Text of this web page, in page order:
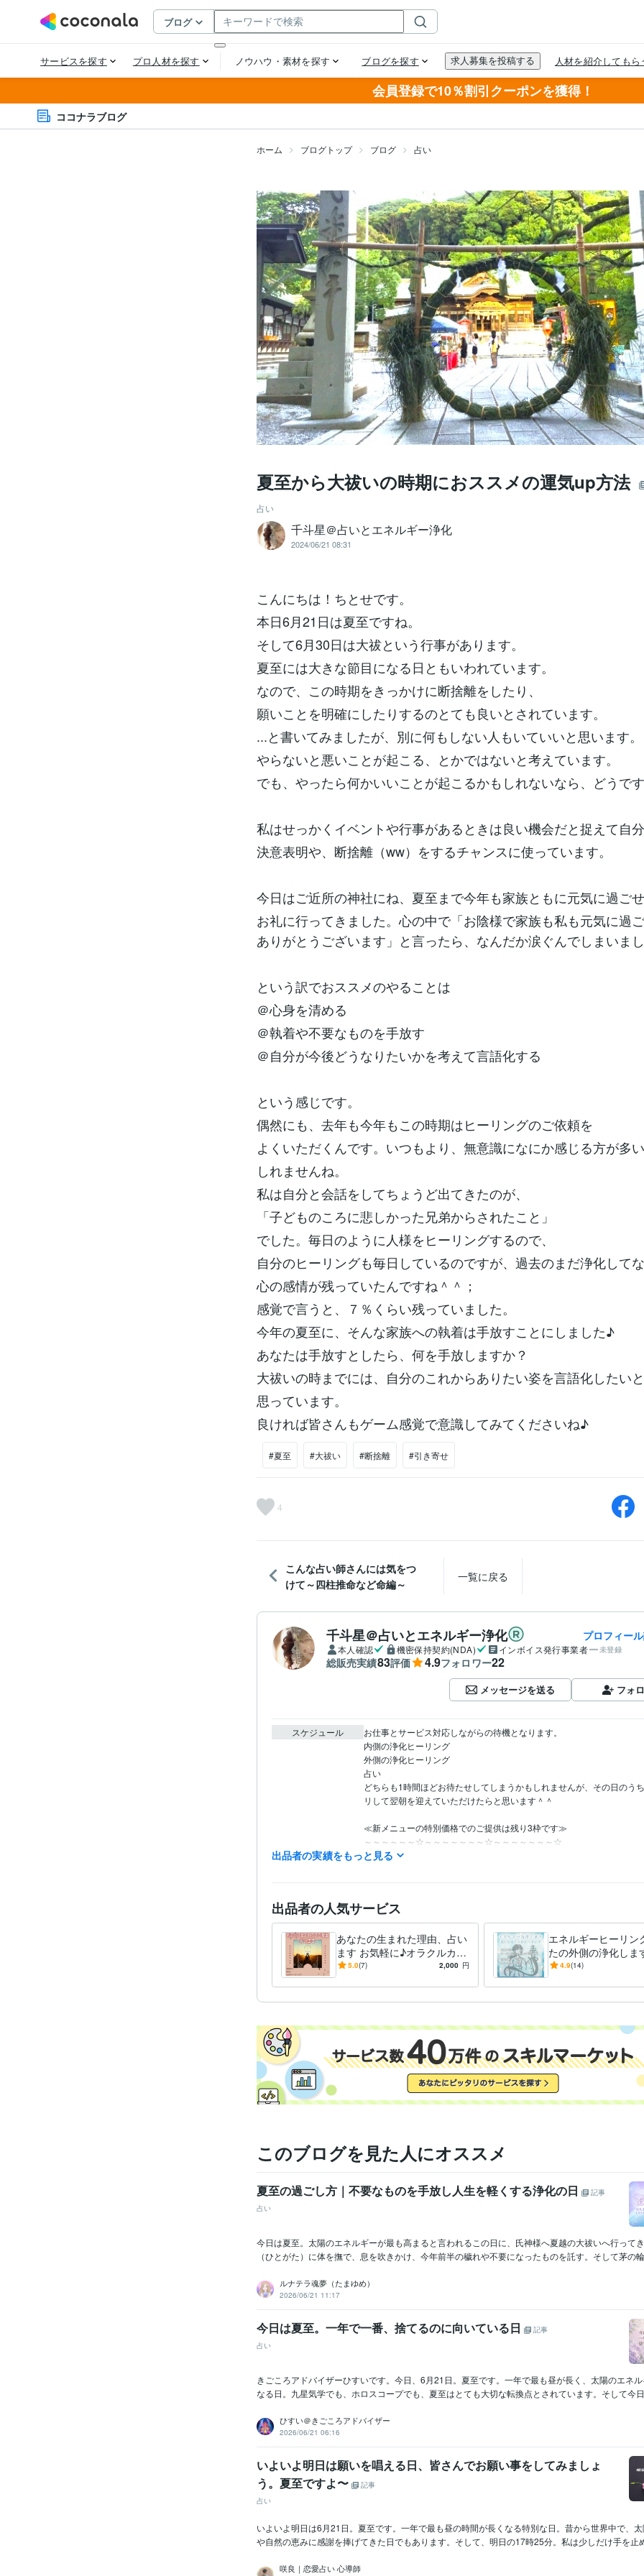
会員登録で10％割引クーポンを獲得！
ココナラブログ
ホーム ブログトップ ブログ 占い
夏至から大祓いの時期におススメの運気up方法
占い
千斗星＠占いとエネルギー浄化
2024/06/21 08:31
こんにちは！ちとせです。
本日6月21日は夏至ですね。
そして6月30日は大祓という行事があります。
夏至には大きな節目になる日ともいわれています。
なので、この時期をきっかけに断捨離をしたり、
願いことを明確にしたりするのとても良いとされています。
...と書いてみましたが、別に何もしない人もいていいと思います。
やらないと悪いことが起こる、とかではないと考えています。
でも、やったら何かいいことが起こるかもしれないなら、どうで
私はせっかくイベントや行事があるときは良い機会だと捉えて自
決意表明や、断捨離（ww）をするチャンスに使っています。
今日はご近所の神社にね、夏至まで今年も家族ともに元気に過ご
お礼に行ってきました。心の中で「お陰様で家族も私も元気に過
ありがとうございます」と言ったら、なんだか涙ぐんでしまいま
という訳でおススメのやることは
＠心身を清める
＠執着や不要なものを手放す
＠自分が今後どうなりたいかを考えて言語化する
という感じです。
偶然にも、去年も今年もこの時期はヒーリングのご依頼を
よくいただくんです。いつもより、無意識になにか感じる方が多
しれませんね。
私は自分と会話をしてちょうど出てきたのが、
「子どものころに悲しかった兄弟からされたこと」
でした。毎日のように人様をヒーリングするので、
自分のヒーリングも毎日しているのですが、過去のまだ浄化して
心の感情が残っていたんですね＾＾；
感覚で言うと、７％くらい残っていました。
今年の夏至に、そんな家族への執着は手放すことにしました♪
あなたは手放すとしたら、何を手放しますか？
大祓いの時までには、自分のこれからありたい姿を言語化したいと
思っています。
良ければ皆さんもゲーム感覚で意識してみてくださいね♪
#夏至 #大祓い #断捨離 #引き寄せ
4
こんな占い師さんには気をつ
けて～四柱推命など命編～
一覧に戻る
千斗星＠占いとエネルギー浄化 プロフィー
本人確認 機密保持契約(NDA) インボイス発行事業者 未登録
総販売実績83評価 4.9フォロワー22
メッセージを送る フォ
スケジュール
お仕事とサービス対応しながらの待機となります。
内側の浄化ヒーリング
外側の浄化ヒーリング
占い
どちらも1時間ほどお待たせしてしまうかもしれませんが、その日のう
リして翌朝を迎えていただけたらと思います＾＾
≪新メニューの特別価格でのご提供は残り3枠です≫
～～～～～～☆～～～～～～～☆～～～～～～～☆
★基本的に、10時～21時半頃 待機しております。ママ業もあり、早々
★電話のオープン時間は少ないのですがWebは対応してます。
メッセージにてお気軽にご相談ください。夜分の返信がないい場合は寝
の寝落ちの可能性が高いです。
★お問い合わせもメッセージで遠慮なくお尋ねください。"
得意分野 占い タロット、オラクルカード エネルギーの浄化、お祓い、活用
出品者の実績をもっと見る
出品者の人気サービス
あなたの生まれた理由、占い
ます お気軽に♪オラクルカー
ドを引いてリーディングしま
5.0(7) 2,000 円
エネルギーヒーリング
たの外側の浄化しま
して気持ちを軽くす
4.9(14)
このブログを見た人にオススメ
夏至の過ごし方｜不要なものを手放し人生を軽くする浄化の日
記事
占い
今日は夏至。太陽のエネルギーが最も高まると言われるこの日に、氏神様へ夏越の大祓いへ行って
（ひとがた）に体を撫で、息を吹きかけ、今年前半の穢れや不要になったものを託す。そして茅の
ルナテラ魂夢（たまゆめ）
2026/06/21 11:17
今日は夏至。一年で一番、捨てるのに向いている日
記事
占い
きごころアドバイザーひすいです。今日、6月21日。夏至です。一年で最も昼が長く、太陽のエネ
なる日。九星気学でも、ホロスコープでも、夏至はとても大切な転換点とされています。そして今
ひすい＠きごころアドバイザー
2026/06/21 06:16
いよいよ明日は願いを唱える日、皆さんでお願い事をしてみましょ
う。夏至ですよ〜
記事
占い
いよいよ明日は6月21日。夏至です。一年で最も昼の時間が長くなる特別な日。昔から世界中で、
や自然の恵みに感謝を捧げてきた日でもあります。そして、明日の17時25分。私は少しだけ手を止
咲良｜恋愛占い 心導師